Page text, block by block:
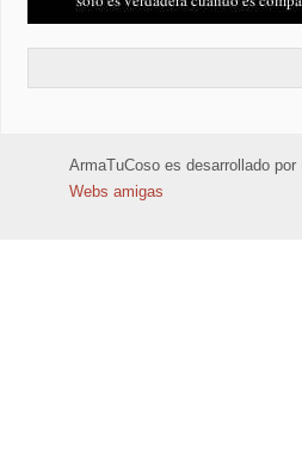
ArmaTuCoso es desarrollado por
Webs amigas